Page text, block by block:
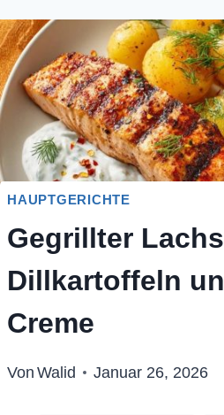
HAUPTGERICHTE
Gegrillter
Dillkartoffeln
Creme
Von Walid Januar 26, 2026